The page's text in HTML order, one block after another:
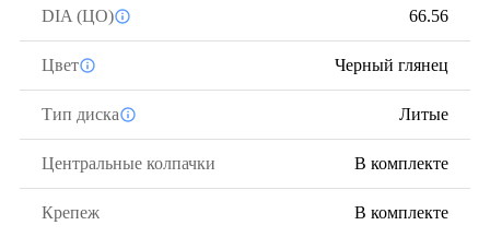
DIA (ЦО) 66.56
Цвет Черный глянец
Тип диска Литые
Центральные колпачки В комплекте
Крепеж В комплекте